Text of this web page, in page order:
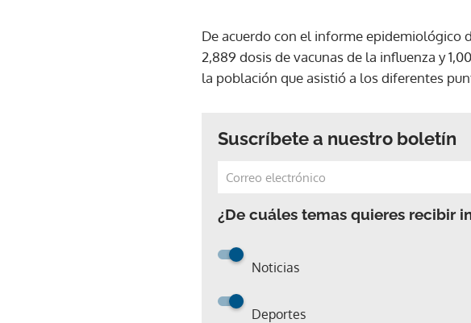
De acuerdo con el informe epidemiológico
2,889 dosis de vacunas de la influenza y
la población que asistió a los diferentes
Suscríbete a nuestro boletín
¿De cuáles temas quieres recibir
Noticias
Deportes